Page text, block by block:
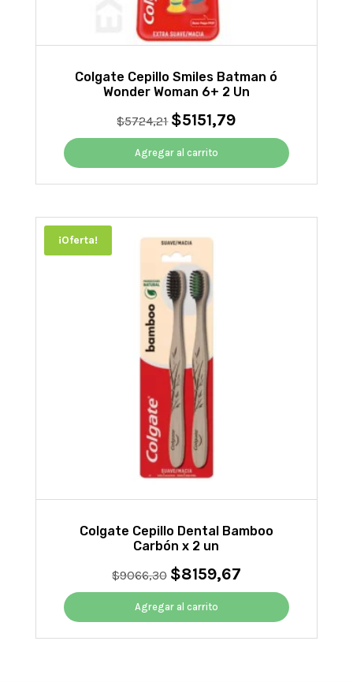
Colgate Cepillo Smiles Batman ó
Wonder Woman 6+ 2 Un
$5724,21 El
precio
original
era:
$5724,21.
$5151,79El
precio
es:
$5151,79.
Agregar al carrito
¡Oferta!
Colgate Cepillo Dental Bamboo
Carbón x 2 un
$9066,30 El
precio
original
era:
$9066,30.
$8159,67El
precio
es:
$8159,67.
Agregar al carrito